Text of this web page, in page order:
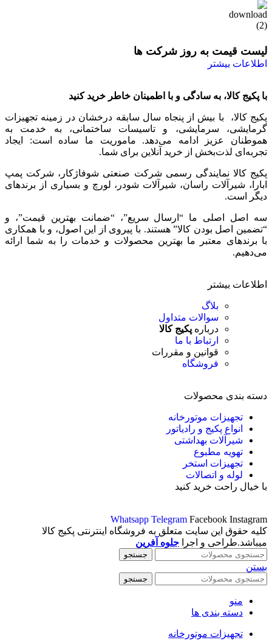
لیست قیمت به روز شرکت ها
اطلاعات بیشتر
با پکیج کالا، به سادگی و با اطمینان خاطر خرید کنید
پکیج کالا، با بیش از پنجاه سال سابقه درخشان در زمینه تجهیزات
گرمایشی، سرمایشی، و تاسیسات ساختمانی، به خدمت به
هموطنان عزیز ادامه می‌دهد. ماموریت ما ساده است: ایجاد
تجربه‌ای لذت‌بخش از خرید آنلاین برای شما.
پکیج کالا نمایندگی رسمی شرکت صنعتی شوفاژکار، شرکت پمپ
ابارا، شیرآلات راسان، شیرآلات شودر، لورچ و بسیاری از برندهای
دیگر است.
سه اصل اصلی ما “ارسال سریع”، “ضمانت بهترین قیمت”، و
“تضمین اصل بودن کالا” هستند. با پیروی از این اصول، و با همکاری
با برندهای معتبر ما بهترین محصولات و خدمات را به شما ارائه
می‌دهیم.
اطلاعات بیشتر
بلاگ
سوالات متداول
درباره پکیج کالا
ارتباط با ما
قوانین و مقررات
فروشگاه
دسته بندی محصولات
تجهیزات موتورخانه
انواع پکیج و رادیاتور
شیرآلات بهداشتی
تهویه مطبوع
تجهیزات استخر
لوله و اتصالات
با خیال راحت خرید کنید
Whatsapp Telegram Facebook Instagram
کلیه حقوق این سایت متعلق به فروشگاه اینترنتی پکیج کالا
میباشد.طراحی و اجرا جلوه آفرین
جستجو
بستن
جستجو
منو
دسته بندی ها
تجهیزات موتورخانه